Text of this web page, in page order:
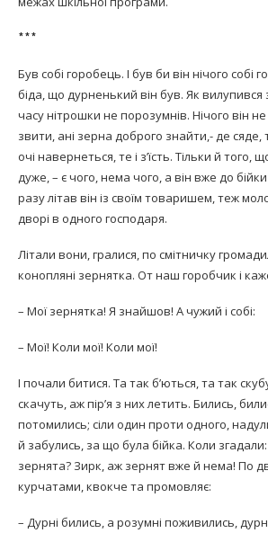
***
Був собі горобець. І був би він нічого собі
біда, що дурненький він був. Як вилупився
часу нітрошки не порозумнів. Нічого він
звити, ані зерна доброго знайти,- де сяде,
очі навернеться, те і з’їсть. Тільки й того,
дуже, – є чого, нема чого, а він вже до
разу літав він із своїм товаришем, теж
дворі в одного господаря.
Літали вони, гралися, по смітничку
конопляні зернятка. От наш горобчик і
– Мої зернятка! Я знайшов! А чужий і собі:
– Мої! Коли мої! Коли мої!
І почали битися. Та так б’ються, та так
скачуть, аж пір’я з них летить. Бились,
потомились; сіли один проти одного,
й забулись, за що була бійка. Коли
зернята? Зирк, аж зернят вже й нема! По
курчатами, квокче та промовляє:
– Дурні бились, а розумні поживились,